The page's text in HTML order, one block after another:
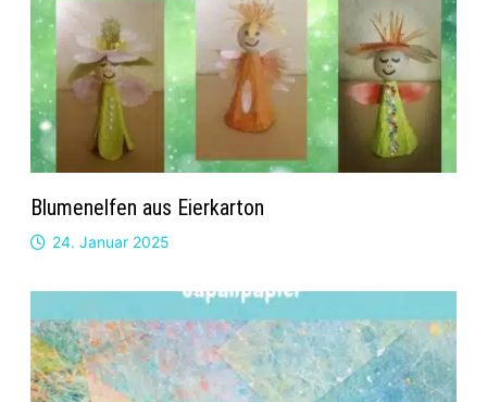
Blumenelfen aus Eierkarton
24. Januar 2025